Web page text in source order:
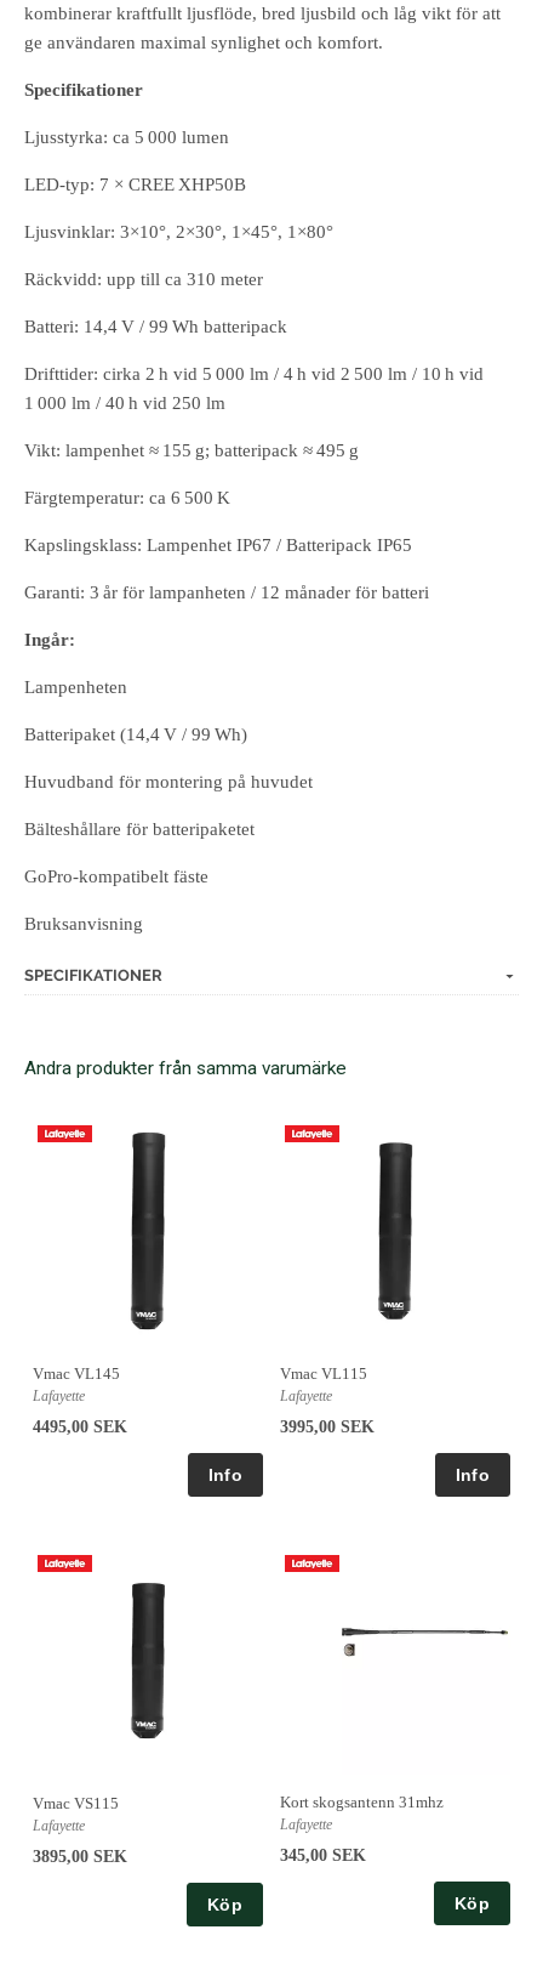
kombinerar kraftfullt ljusflöde, bred ljusbild och låg vikt för att
ge användaren maximal synlighet och komfort.
Specifikationer
Ljusstyrka: ca 5 000 lumen
LED‑typ: 7 × CREE XHP50B
Ljusvinklar: 3×10°, 2×30°, 1×45°, 1×80°
Räckvidd: upp till ca 310 meter
Batteri: 14,4 V / 99 Wh batteripack
Drifttider: cirka 2 h vid 5 000 lm / 4 h vid 2 500 lm / 10 h vid
1 000 lm / 40 h vid 250 lm
Vikt: lampenhet ≈ 155 g; batteripack ≈ 495 g
Färgtemperatur: ca 6 500 K
Kapslingsklass: Lampenhet IP67 / Batteripack IP65
Garanti: 3 år för lampanheten / 12 månader för batteri
Ingår:
Lampenheten
Batteripaket (14,4 V / 99 Wh)
Huvudband för montering på huvudet
Bälteshållare för batteripaketet
GoPro‑kompatibelt fäste
Bruksanvisning
SPECIFIKATIONER
Andra produkter från samma varumärke
Vmac VL145
Lafayette
4495,00 SEK
Vmac VL115
Lafayette
3995,00 SEK
Vmac VS115
Lafayette
3895,00 SEK
Köp
Kort skogsantenn 31mhz
Lafayette
345,00 SEK
Köp